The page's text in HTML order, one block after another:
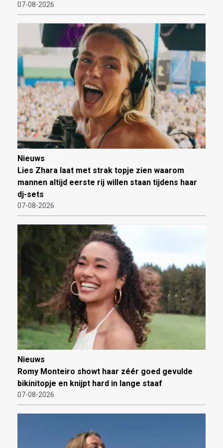
07-08-2026
Nieuws
Lies Zhara laat met strak topje zien waarom
mannen altijd eerste rij willen staan tijdens haar
dj-sets
07-08-2026
Nieuws
Romy Monteiro showt haar zéér goed gevulde
bikinitopje en knijpt hard in lange staaf
07-08-2026